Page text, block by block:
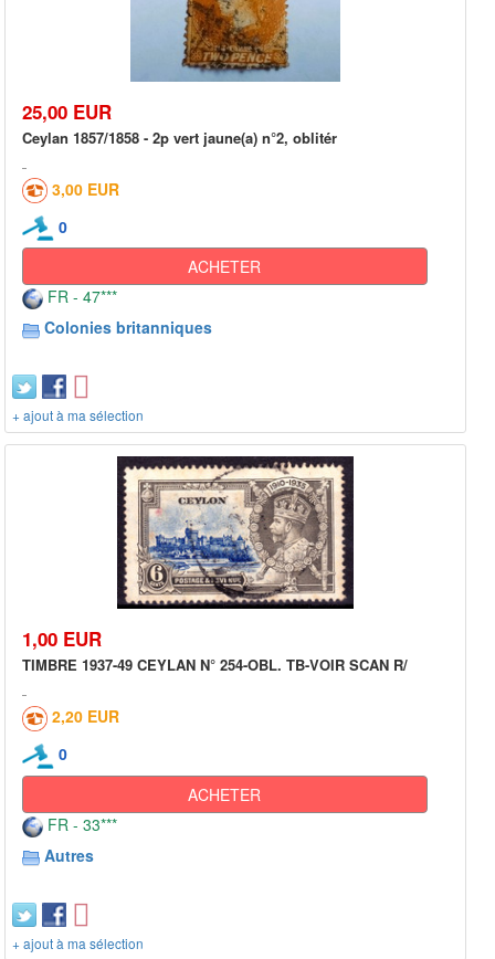
25,00 EUR
Ceylan 1857/1858 - 2p vert jaune(a) n°2, oblitér
3,00 EUR
0
ACHETER
FR - 47***
Colonies britanniques
+ ajout à ma sélection
1,00 EUR
TIMBRE 1937-49 CEYLAN N° 254-OBL. TB-VOIR SCAN R/
2,20 EUR
0
ACHETER
FR - 33***
Autres
+ ajout à ma sélection